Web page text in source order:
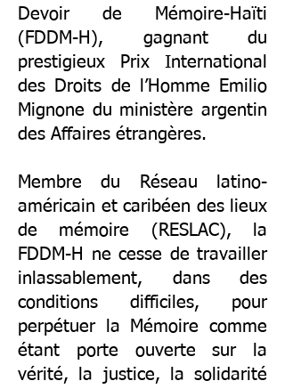
Devoir de Mémoire-Haïti
(FDDM-H), gagnant du
prestigieux Prix International
des Droits de l’Homme Emilio
Mignone du ministère argentin
des Affaires étrangères.
Membre du Réseau latino-
américain et caribéen des lieux
de mémoire (RESLAC), la
FDDM-H ne cesse de travailler
inlassablement, dans des
conditions difficiles, pour
perpétuer la Mémoire comme
étant porte ouverte sur la
vérité, la justice, la solidarité